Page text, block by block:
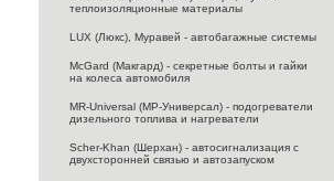
теплоизоляционные материалы
LUX (Люкс), Муравей - автобагажные системы
McGard (Макгард) - секретные болты и гайки
на колеса автомобиля
MR-Universal (МР-Универсал) - подогреватели
дизельного топлива и нагреватели
Scher-Khan (Шерхан) - автосигнализация с
двухсторонней связью и автозапуском